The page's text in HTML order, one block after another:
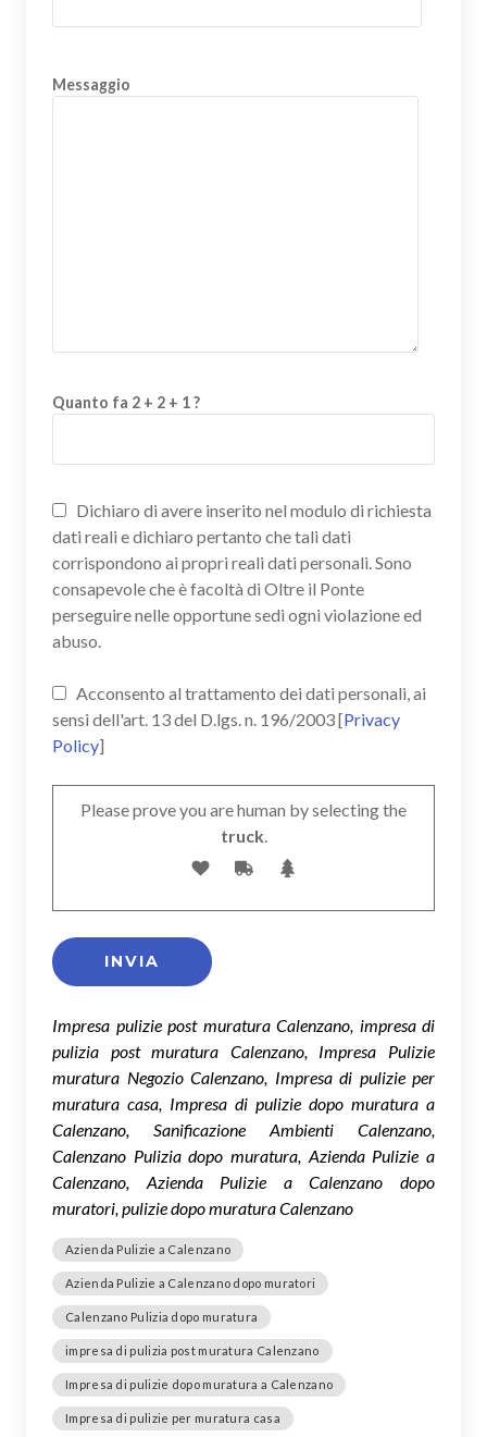
Messaggio
Quanto fa 2 + 2 + 1 ?
Dichiaro di avere inserito nel modulo di richiesta
dati reali e dichiaro pertanto che tali dati
corrispondono ai propri reali dati personali. Sono
consapevole che è facoltà di Oltre il Ponte
perseguire nelle opportune sedi ogni violazione ed
abuso.
Acconsento al trattamento dei dati personali, ai
sensi dell'art. 13 del D.lgs. n. 196/2003 [Privacy
Policy]
Please prove you are human by selecting the
truck.
Impresa pulizie post muratura Calenzano, impresa di
pulizia post muratura Calenzano, Impresa Pulizie
muratura Negozio Calenzano, Impresa di pulizie per
muratura casa, Impresa di pulizie dopo muratura a
Calenzano, Sanificazione Ambienti Calenzano,
Calenzano Pulizia dopo muratura, Azienda Pulizie a
Calenzano, Azienda Pulizie a Calenzano dopo
muratori, pulizie dopo muratura Calenzano
Azienda Pulizie a Calenzano
Azienda Pulizie a Calenzano dopo muratori
Calenzano Pulizia dopo muratura
impresa di pulizia post muratura Calenzano
Impresa di pulizie dopo muratura a Calenzano
Impresa di pulizie per muratura casa